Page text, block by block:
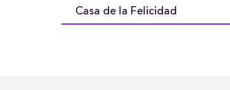
Casa de la Felicidad